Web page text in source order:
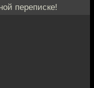
переписке!